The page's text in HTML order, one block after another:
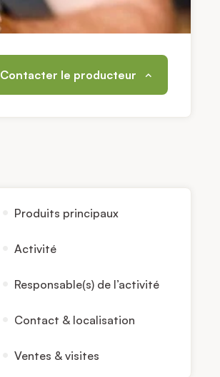
Contacter le producteur
Produits principaux
Activité
Responsable(s) de l’activité
Contact & localisation
Ventes & visites